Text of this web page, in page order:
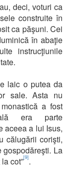
deci, voturi ca
construite în
ca păşuni. Cei
în abaţie
instrucţiunile
laic o putea da
sale. Asta nu
a fost
era parte
aceea a lui Isus,
călugării corişti,
La
cot”[9].